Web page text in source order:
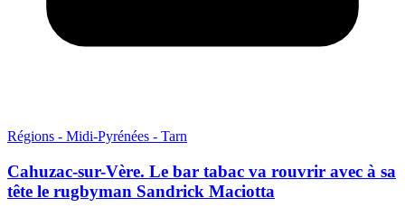
Régions - Midi-Pyrénées - Tarn
Cahuzac-sur-Vère. Le bar tabac va rouvrir avec à sa
tête le rugbyman Sandrick Maciotta